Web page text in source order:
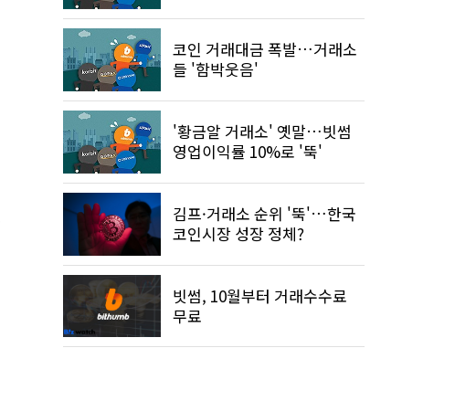
코인 거래대금 폭발…거래소
들 '함박웃음'
'황금알 거래소' 옛말…빗썸
영업이익률 10%로 '뚝'
김프·거래소 순위 '뚝'…한국
코인시장 성장 정체?
빗썸, 10월부터 거래수수료
무료